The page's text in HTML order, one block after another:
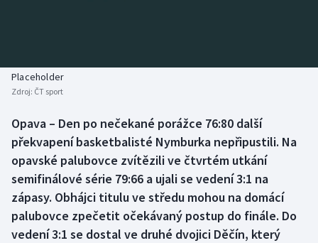
Biatlon
Boby a skeleton
Box
Curling
Dostihy
Aplikace ČT sport
AZ kvíz
Placeholder
Zdroj: ČT sport
Opava – Den po nečekané porážce 76:80 další
překvapení basketbalisté Nymburka nepřipustili. Na
opavské palubovce zvítězili ve čtvrtém utkání
semifinálové série 79:66 a ujali se vedení 3:1 na
zápasy. Obhájci titulu ve středu mohou na domácí
palubovce zpečetit očekávaný postup do finále. Do
vedení 3:1 se dostal ve druhé dvojici Děčín, který